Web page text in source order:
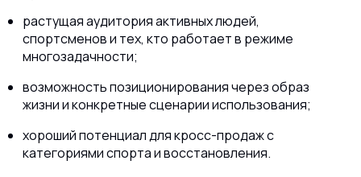
растущая аудитория активных людей,
спортсменов и тех, кто работает в режиме
многозадачности;
возможность позиционирования через образ
жизни и конкретные сценарии использования;
хороший потенциал для кросс-продаж с
категориями спорта и восстановления.